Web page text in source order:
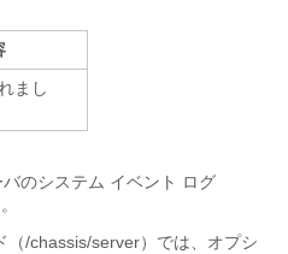
まし
のシステム イベント ログ
（/chassis/server）では、オプシ